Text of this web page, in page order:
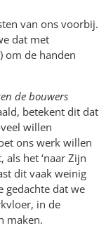
van ons voorbij.
dat met
om de handen
de bouwers
betekent dit dat
willen
ons werk willen
het ‘naar Zijn
dit vaak weinig
gedachte dat we
in de
maken.